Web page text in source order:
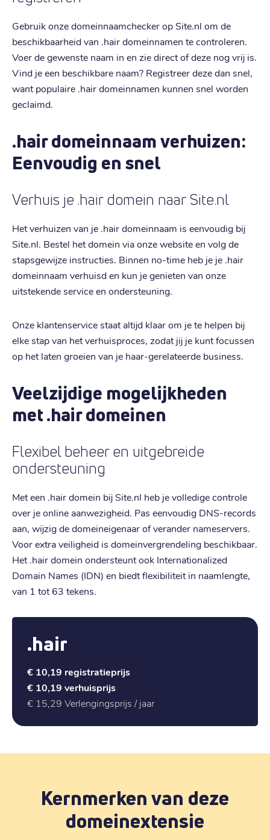
Gebruik onze domeinnaamchecker op Site.nl om de
beschikbaarheid van .hair domeinnamen te controleren.
Voer de gewenste naam in en zie direct of deze nog vrij is.
Vind je een beschikbare naam? Registreer deze dan snel,
want populaire .hair domeinnamen kunnen snel worden
geclaimd.
.hair domeinnaam verhuizen:
Eenvoudig en snel
Verhuis je .hair domein naar Site.nl
Het verhuizen van je .hair domeinnaam is eenvoudig bij
Site.nl. Bestel het domein via onze website en volg de
stapsgewijze instructies. Binnen no-time heb je je .hair
domeinnaam verhuisd en kun je genieten van onze
uitstekende service en ondersteuning.
Onze klantenservice staat altijd klaar om je te helpen bij
elke stap van het verhuisproces, zodat jij je kunt focussen
op het laten groeien van je haar-gerelateerde business.
Veelzijdige mogelijkheden
met .hair domeinen
Flexibel beheer en uitgebreide
ondersteuning
Met een .hair domein bij Site.nl heb je volledige controle
over je online aanwezigheid. Pas eenvoudig DNS-records
aan, wijzig de domeineigenaar of verander nameservers.
Voor extra veiligheid is domeinvergrendeling beschikbaar.
Het .hair domein ondersteunt ook Internationalized
Domain Names (IDN) en biedt flexibiliteit in naamlengte,
van 1 tot 63 tekens.
.hair
€ 10,19 registratieprijs
€ 10,19 verhuisprijs
€ 15,29 Verlengingsprijs / jaar
Kernmerken van deze
domeinextensie